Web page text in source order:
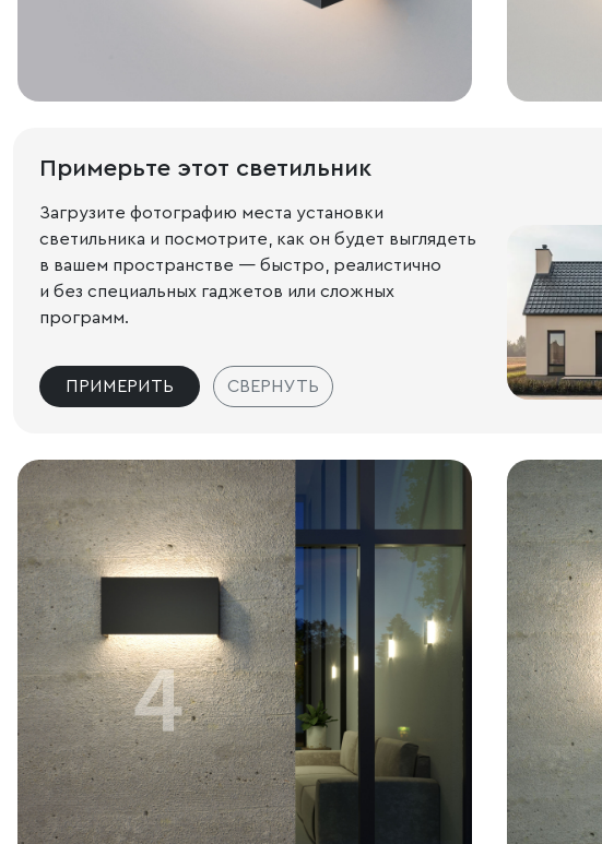
Примерьте этот светильник
Загрузите фотографию места установки
светильника и посмотрите, как он будет выглядеть
в вашем пространстве — быстро, реалистично
и без специальных гаджетов или сложных
программ.
ПРИМЕРИТЬ СВЕРНУТЬ